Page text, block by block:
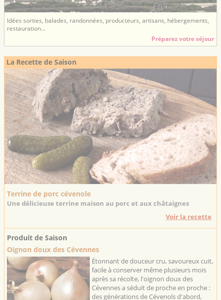
Idées sorties, balades, randonnées, producteurs, artisans, hébergements,
restauration...
Préparez votre séjour
La Recette de Saison
Terrine de porc cévenole
Une délicieuse terrine maison au porc et aux châtaignes
Voir la recette
Produit de Saison
Oignon doux des Cévennes
Étonnant de douceur cru, savoureux cuit,
facile à conserver même plusieurs mois
après sa récolte, l'oignon doux des
Cévennes a séduit de proche en proche :
des générations de Cévenols d'abord,